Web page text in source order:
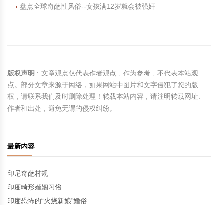
盘点全球奇葩性风俗--女孩满12岁就会被强奸
版权声明 ：文章观点仅代表作者观点，作为参考，不代表本站观
点。部分文章来源于网络，如果网站中图片和文字侵犯了您的版
权，请联系我们及时删除处理！转载本站内容，请注明转载网址、
作者和出处，避免无谓的侵权纠纷。
最新内容
印尼奇葩村规
印度畸形婚姻习俗
印度恐怖的“火烧新娘”婚俗